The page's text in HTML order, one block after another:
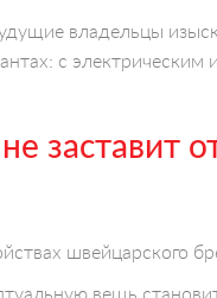
владельцы
с электрическим
заставит
швейцарского